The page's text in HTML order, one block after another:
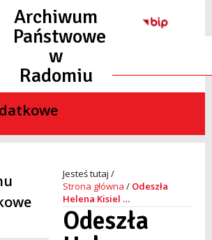
Archiwum
Państwowe
w
Radomiu
Strona główna / Odeszła
Helena Kisiel …
Odeszła